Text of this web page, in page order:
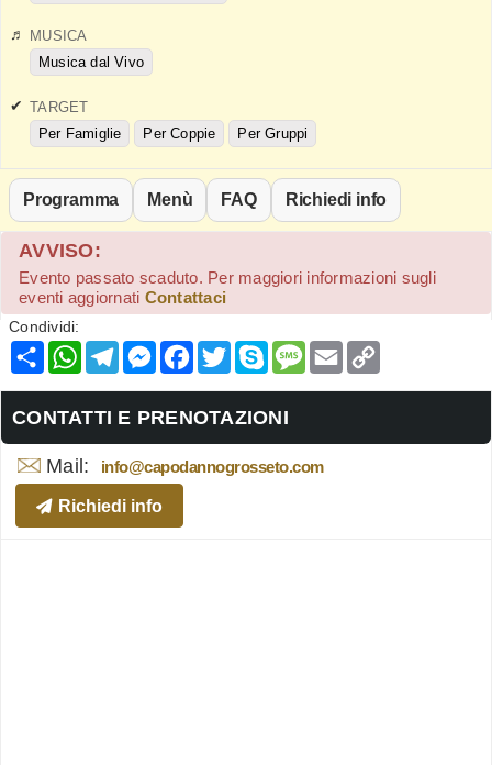
MUSICA
Musica dal Vivo
TARGET
Per Famiglie
Per Coppie Per Gruppi
Programma Menù FAQ Richiedi info
AVVISO:
Evento passato scaduto. Per maggiori informazioni sugli
eventi aggiornati Contattaci
Condividi:
Condividi
WhatsApp
Telegram
Messenger
Facebook
TwitterSkypeMessage
Email
CONTATTI E PRENOTAZIONI
Mail: info@capodannogrosseto.com
Richiedi info